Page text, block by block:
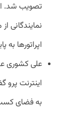
تصویب شد.
نمایندگانی
اپراتورها به
اینترنت
به فضای